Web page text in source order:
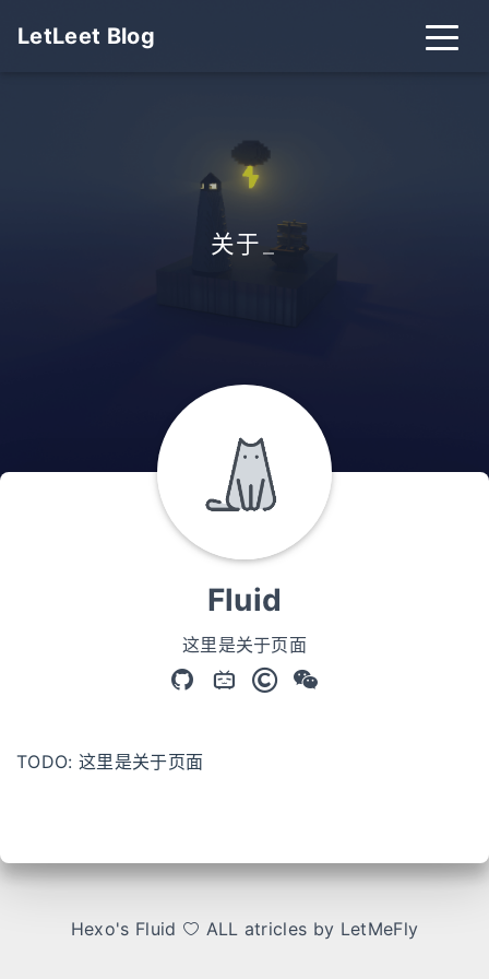
LetLeet Blog
关于 _
Fluid
这里是关于页面
TODO: 这里是关于页面
Hexo's Fluid ALL atricles by LetMeFly